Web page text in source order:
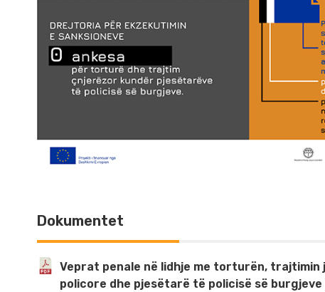
Dokumentet
Veprat penale në lidhje me torturën,
policore dhe pjesëtarë të policisë së